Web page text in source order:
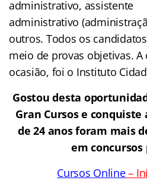
administrativo, assistente
administrativo
outros. Todos os
meio de provas objetivas. A
ocasião, foi o Instituto
Gostou desta
Gran Cursos e conquiste
de 24 anos foram mais
em concursos
Cursos Online–